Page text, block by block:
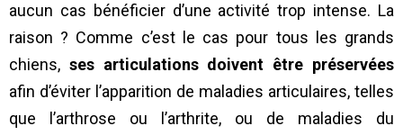
aucun cas bénéficier d’une activité trop intense. La
raison ? Comme c’est le cas pour tous les grands
chiens, ses articulations doivent être préservées
afin d’éviter l’apparition de maladies articulaires, telles
que l’arthrose ou l’arthrite, ou de maladies du